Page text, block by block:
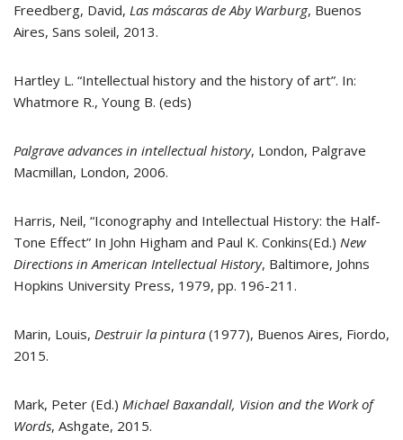
Freedberg, David, Las máscaras de Aby Warburg, Buenos
Aires, Sans soleil, 2013.
Hartley L. “Intellectual history and the history of art”. In:
Whatmore R., Young B. (eds)
Palgrave advances in intellectual history, London, Palgrave
Macmillan, London, 2006.
Harris, Neil, “Iconography and Intellectual History: the Half-
Tone Effect” In John Higham and Paul K. Conkins(Ed.) New
Directions in American Intellectual History, Baltimore, Johns
Hopkins University Press, 1979, pp. 196-211.
Marin, Louis, Destruir la pintura (1977), Buenos Aires, Fiordo,
2015.
Mark, Peter (Ed.) Michael Baxandall, Vision and the Work of
Words, Ashgate, 2015.